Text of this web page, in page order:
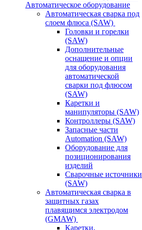
Автоматическое оборудование
Автоматическая сварка под
слоем флюса (SAW)
Головки и горелки
(SAW)
Дополнительные
оснащение и опции
для оборудования
автоматической
сварки под флюсом
(SAW)
Каретки и
манипуляторы (SAW)
Контроллеры (SAW)
Запасные части
Automation (SAW)
Оборудование для
позиционирования
изделий
Сварочные источники
(SAW)
Автоматическая сварка в
защитных газах
плавящимся электродом
(GMAW)
Каретки,